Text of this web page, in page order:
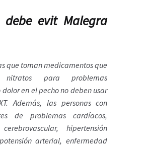
debe evit Malegra
que toman medicamentos que
nitratos para problemas
en el pecho no deben usar
Además, las personas con
de problemas cardíacos,
hipertensión
arterial, enfermedad